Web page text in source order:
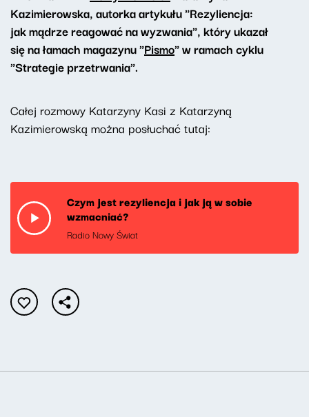
Kazimierowska, autorka artykułu "Rezyliencja:
jak mądrze reagować na wyzwania", który ukazał
się na łamach magazynu "Pismo" w ramach cyklu
"Strategie przetrwania".
Całej rozmowy Katarzyny Kasi z Katarzyną
Kazimierowską można posłuchać tutaj:
Czym jest rezyliencja i jak ją w sobie
wzmacniać?
Radio Nowy Świat